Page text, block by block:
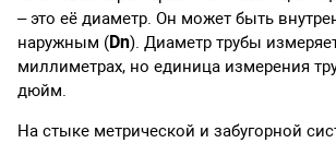
– это её диаметр. Он может быть
наружным (Dn). Диаметр трубы
миллиметрах, но единица измерения
дюйм.
На стыке метрической и забугорной